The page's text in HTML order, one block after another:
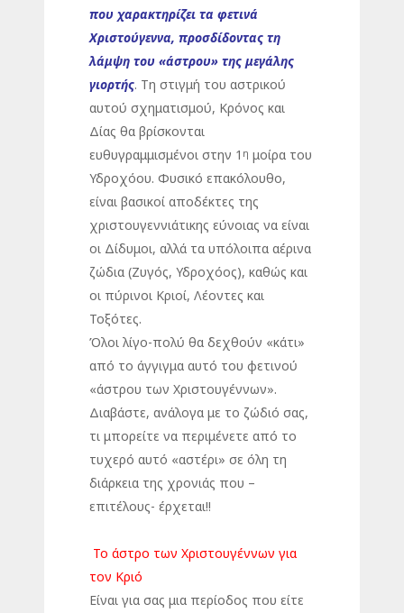
που χαρακτηρίζει τα φετινά
Χριστούγεννα, προσδίδοντας τη
λάμψη του «άστρου» της μεγάλης
γιορτής. Τη στιγμή του αστρικού
αυτού σχηματισμού, Κρόνος και
Δίας θα βρίσκονται
ευθυγραμμισμένοι στην 1 η μοίρα του
Υδροχόου. Φυσικό επακόλουθο,
είναι βασικοί αποδέκτες της
χριστουγεννιάτικης εύνοιας να είναι
οι Δίδυμοι, αλλά τα υπόλοιπα αέρινα
ζώδια (Ζυγός, Υδροχόος), καθώς και
οι πύρινοι Κριοί, Λέοντες και
Τοξότες.
Όλοι λίγο-πολύ θα δεχθούν «κάτι»
από το άγγιγμα αυτό του φετινού
«άστρου των Χριστουγέννων».
Διαβάστε, ανάλογα με το ζώδιό σας,
τι μπορείτε να περιμένετε από το
τυχερό αυτό «αστέρι» σε όλη τη
διάρκεια της χρονιάς που –
επιτέλους- έρχεται!!
Το άστρο των Χριστουγέννων για
τον Κριό
Είναι για σας μια περίοδος που είτε